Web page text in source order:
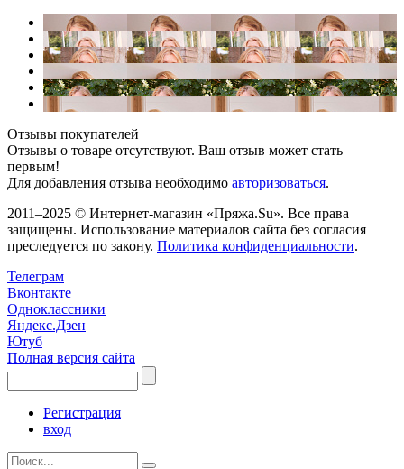
Отзывы покупателей
Отзывы о товаре отсутствуют. Ваш отзыв может стать
первым!
Для добавления отзыва необходимо авторизоваться.
2011–2025 © Интернет-магазин «Пряжа.Su». Все права
защищены. Использование материалов сайта без согласия
преследуется по закону. Политика конфиденциальности.
Телеграм
Вконтакте
Одноклассники
Яндекс.Дзен
Ютуб
Полная версия сайта
Регистрация
вход